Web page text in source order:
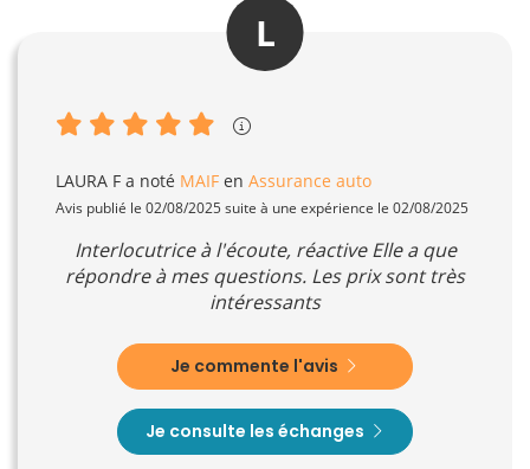
L
LAURA F a noté MAIF en Assurance auto
Avis publié le 02/08/2025 suite à une expérience le 02/08/2025
Interlocutrice à l'écoute, réactive Elle a que
répondre à mes questions. Les prix sont très
intéressants
Je commente l'avis
Je consulte les échanges